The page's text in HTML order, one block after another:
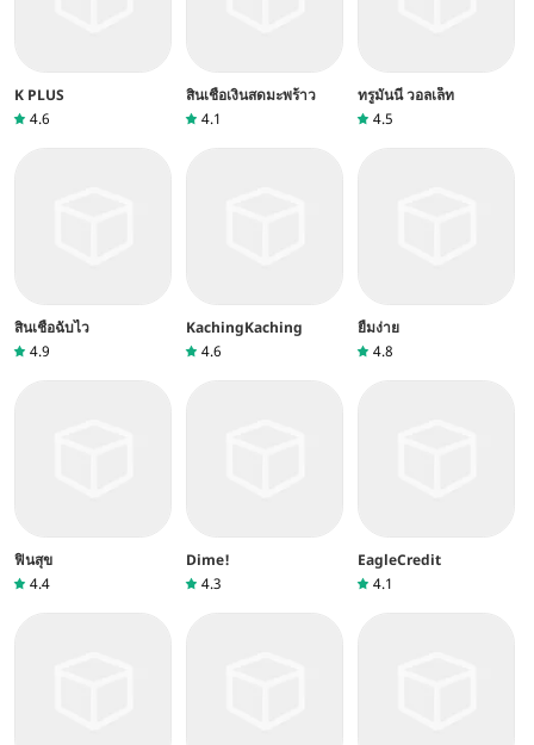
K PLUS
4.6
สินเชื่อเงินสดมะพร้าว
4.1
ทรูมันนี่ วอลเล็ท
4.5
สินเชื่อฉับไว
4.9
KachingKaching
4.6
ยืมง่าย
4.8
ฟินสุข
4.4
Dime!
4.3
EagleCredit
4.1